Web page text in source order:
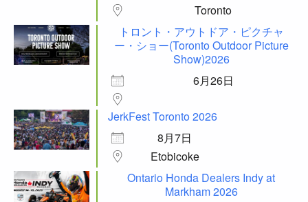
Toronto
トロント・アウトドア・ピクチャ
ー・ショー(Toronto Outdoor Picture
Show)2026
6月26日
JerkFest Toronto 2026
8月7日
Etobicoke
Ontario Honda Dealers Indy at
Markham 2026